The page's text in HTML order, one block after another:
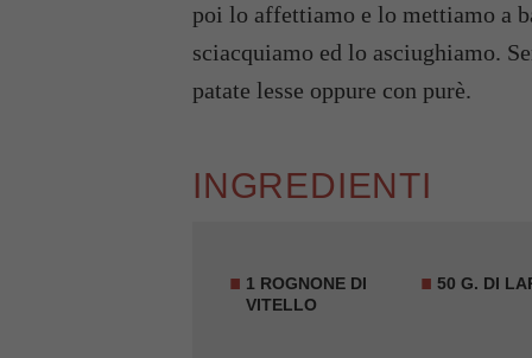
poi lo affettiamo e lo mettiamo a
sciacquiamo ed lo asciughiamo.
patate lesse oppure con purè.
INGREDIENTI
1 ROGNONE DI
VITELLO
50 G. DI